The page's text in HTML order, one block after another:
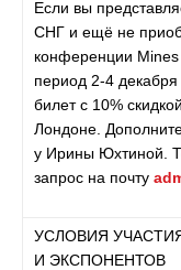
Если вы
СНГ и ещё не
конференции Mines
период 2-4
билет с 10%
Лондоне.
у Ирины Юхтиной.
запрос на почту
УСЛОВИЯ
И ЭКСПОНЕНТОВ